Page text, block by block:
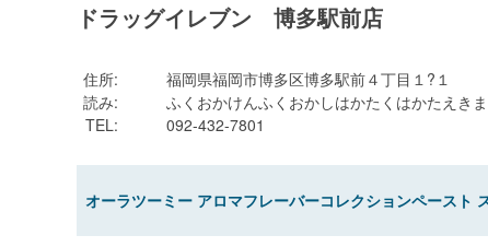
ドラッグイレブン 博多駅前店
住所:
福岡県福岡市博多区博多駅前４丁目１?１
読み:
ふくおかけんふくおかしはかたくはかたえきま
TEL: 092-432-7801
オーラツーミー アロマフレーバーコレクションペースト